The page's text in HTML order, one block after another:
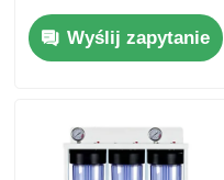
z przyciskiem
odciskuWyślij zapytanie